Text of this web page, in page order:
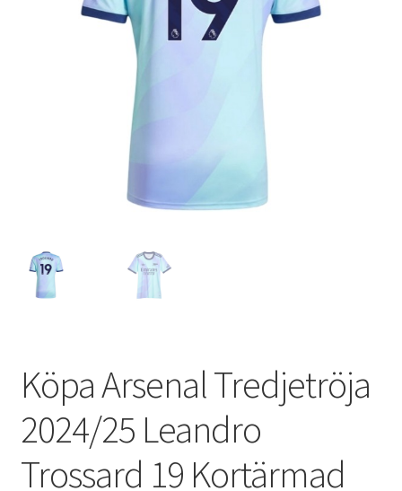
Mitt konto
Köpa Arsenal Tredjetröja
2024/25 Leandro
Trossard 19 Kortärmad